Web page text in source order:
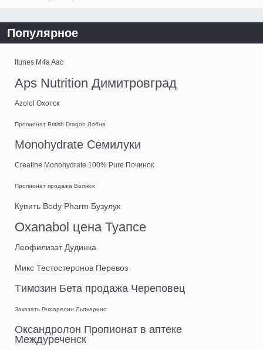
Популярное
Itunes M4a Aac
Aps Nutrition Димитровград
Azolol Охотск
Пропионат British Dragon Лобня
Monohydrate Семилуки
Creatine Monohydrate 100% Pure Починок
Пропионат продажа Волжск
Купить Body Pharm Бузулук
Oxanabol цена Туапсе
Леофилизат Дудинка
Микс Тестостеронов Перевоз
Tимозин Бета продажа Череповец
Заказать Гексарелин Лыткарино
Оксандролон Пропионат в аптеке
Междуреченск